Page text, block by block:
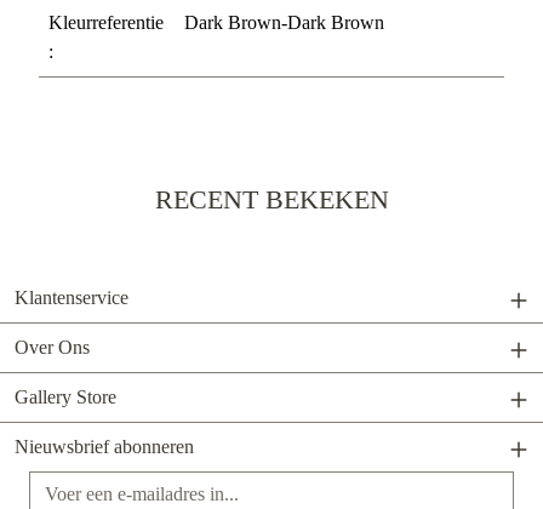
Kleurreferentie
:
Dark Brown-Dark Brown
RECENT BEKEKEN
Klantenservice
Over Ons
Gallery Store
Nieuwsbrief abonneren
E-mailadres*